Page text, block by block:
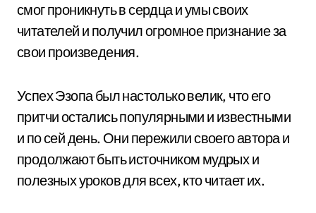
смог проникнуть в сердца и умы своих
читателей и получил огромное признание за
свои произведения.
Успех Эзопа был настолько велик, что его
притчи остались популярными и известными
и по сей день. Они пережили своего автора и
продолжают быть источником мудрых и
полезных уроков для всех, кто читает их.